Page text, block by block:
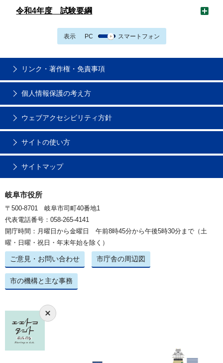
令和4年度 試験要綱
表示 PC スマートフォン
リンク・著作権・免責事項
個人情報保護の考え方
ウェブアクセシビリティ方針
サイトの使い方
サイトマップ
岐阜市役所
〒500-8701 岐阜市司町40番地1
代表電話番号：058-265-4141
開庁時間：月曜日から金曜日 午前8時45分から午後5時30分まで（土
曜・日曜・祝日・年末年始を除く）
ご意見・お問い合わせ 市庁舎の周辺図
市の機構と主な事務